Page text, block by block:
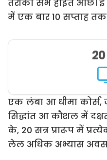
तरीका सभ होइत अछि। ई
में एक बार 10 सप्ताह
एक लंबा आ धीमा
सिद्धांत आ कौशल में
के, 20 सत्र प्रारूप में
लेल अधिक अभ्यास